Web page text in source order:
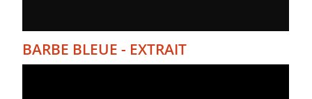
BARBE BLEUE - EXTRAIT